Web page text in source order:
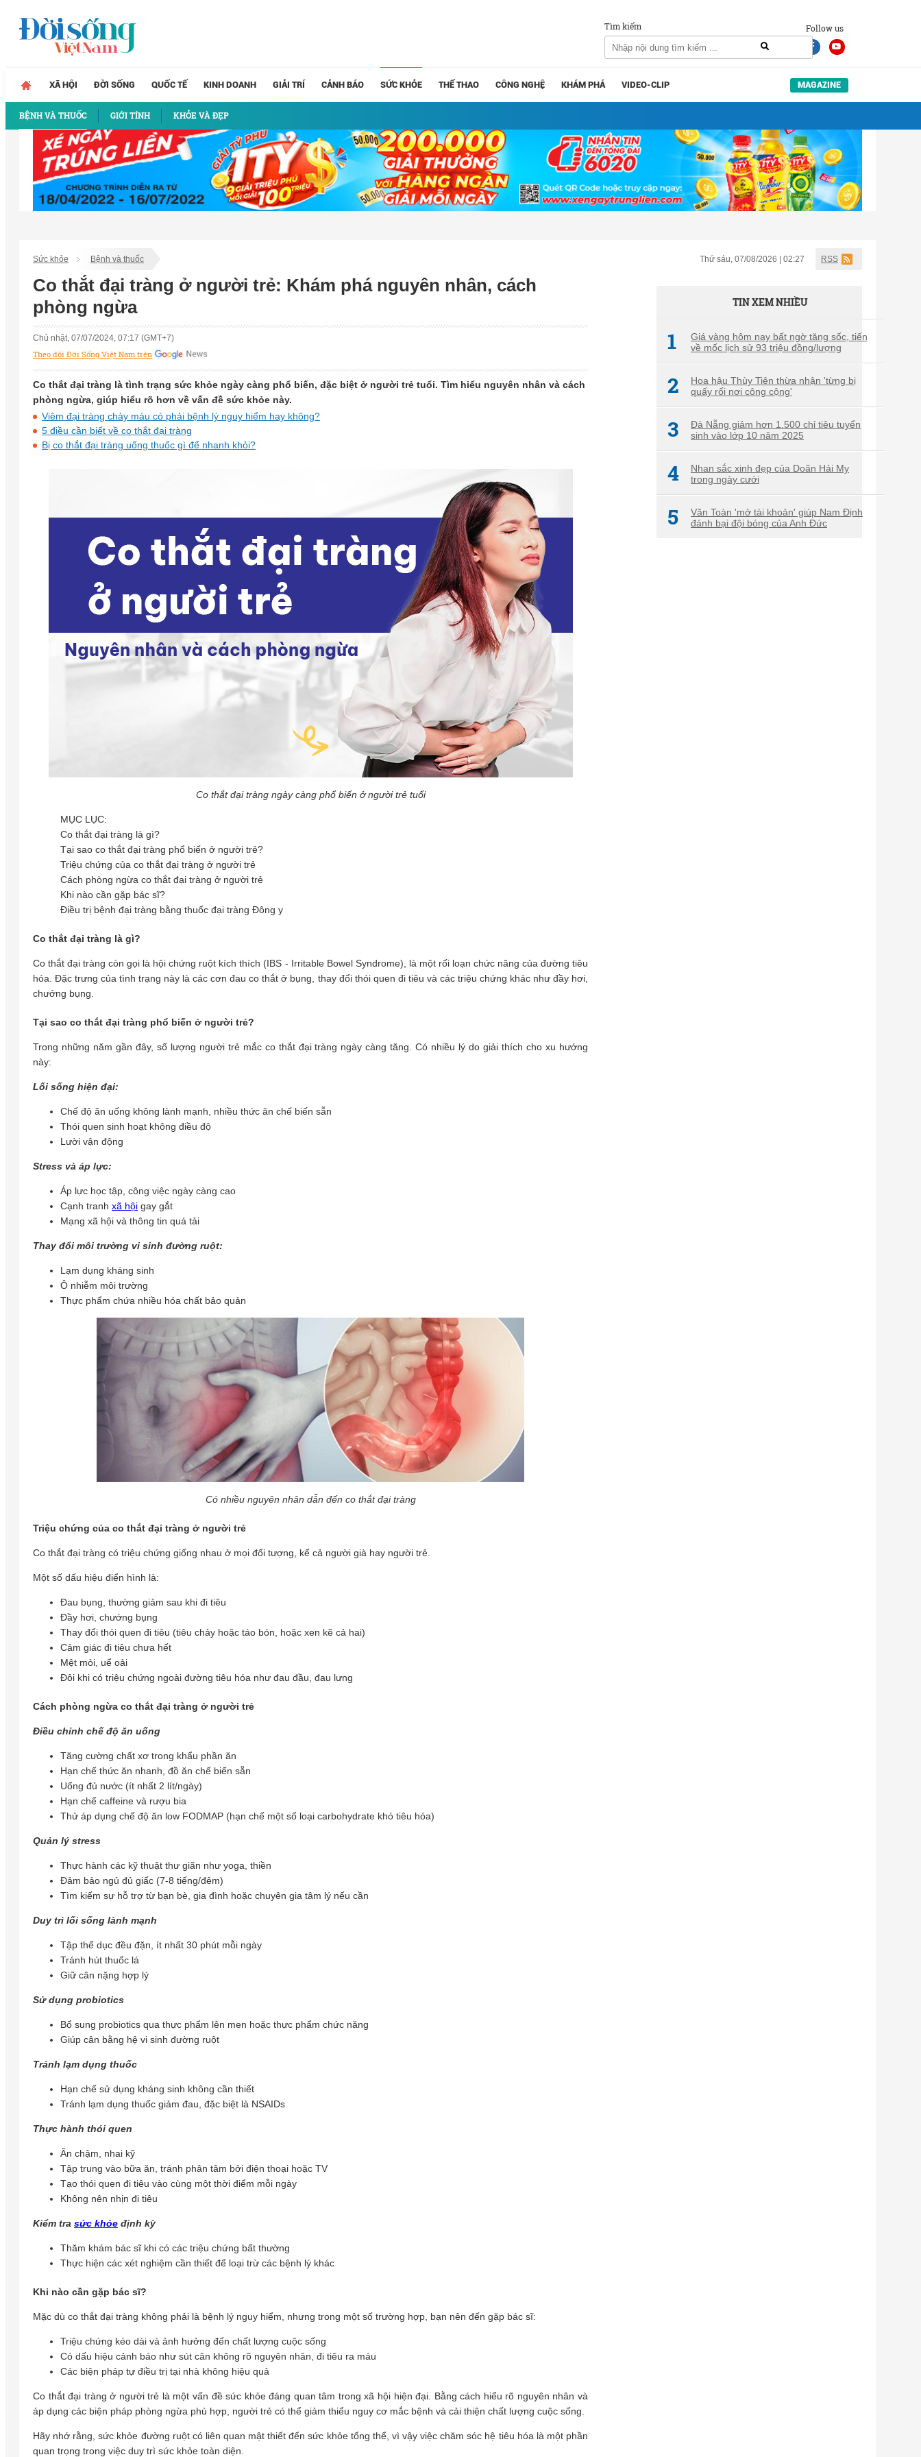
Follow us
Tìm kiếm
XÃ HỘI ĐỜI SỐNG QUỐC TẾ KINH DOANH GIẢI TRÍ CẢNH BÁO SỨC KHỎE
BỆNH VÀ THUỐC GIỚI TÍNH KHỎE VÀ ĐẸP
THỂ THAO CÔNG NGHỆ KHÁM PHÁ VIDEO-CLIP MAGAZINE
Sức khỏe Bệnh và thuốc Thứ sáu, 07/08/2026 | 02:27 RSS
Co thắt đại tràng ở người trẻ: Khám phá nguyên nhân, cách
phòng ngừa
Chủ nhật, 07/07/2024, 07:17 (GMT+7)
Theo dõi Đời Sống Việt Nam trên
Co thắt đại tràng là tình trạng sức khỏe ngày càng phổ biến, đặc biệt ở người trẻ tuổi. Tìm hiểu nguyên nhân và cách
phòng ngừa, giúp hiểu rõ hơn về vấn đề sức khỏe này.
Viêm đại tràng chảy máu có phải bệnh lý nguy hiểm hay không?
5 điều cần biết về co thắt đại tràng
Bị co thắt đại tràng uống thuốc gì để nhanh khỏi?
Co thắt đại tràng ngày càng phổ biến ở người trẻ tuổi
MỤC LỤC:
Co thắt đại tràng là gì?
Tại sao co thắt đại tràng phổ biến ở người trẻ?
Triệu chứng của co thắt đại tràng ở người trẻ
Cách phòng ngừa co thắt đại tràng ở người trẻ
Khi nào cần gặp bác sĩ?
Điều trị bệnh đại tràng bằng thuốc đại tràng Đông y
Co thắt đại tràng là gì?
Co thắt đại tràng còn gọi là hội chứng ruột kích thích (IBS - Irritable Bowel Syndrome), là một rối loạn chức năng của đường tiêu
hóa. Đặc trưng của tình trạng này là các cơn đau co thắt ở bụng, thay đổi thói quen đi tiêu và các triệu chứng khác như đầy hơi,
chướng bụng.
Tại sao co thắt đại tràng phổ biến ở người trẻ?
Trong những năm gần đây, số lượng người trẻ mắc co thắt đại tràng ngày càng tăng. Có nhiều lý do giải thích cho xu hướng
này:
Lối sống hiện đại:
Chế độ ăn uống không lành mạnh, nhiều thức ăn chế biến sẵn
Thói quen sinh hoạt không điều độ
Lười vận động
Stress và áp lực:
Áp lực học tập, công việc ngày càng cao
Cạnh tranh xã hội gay gắt
Mạng xã hội và thông tin quá tải
Thay đổi môi trường vi sinh đường ruột:
Lạm dụng kháng sinh
Ô nhiễm môi trường
Thực phẩm chứa nhiều hóa chất bảo quản
Có nhiều nguyên nhân dẫn đến co thắt đại tràng
Triệu chứng của co thắt đại tràng ở người trẻ
Co thắt đại tràng có triệu chứng giống nhau ở mọi đối tượng, kể cả người già hay người trẻ.
Một số dấu hiệu điển hình là:
Đau bụng, thường giảm sau khi đi tiêu
Đầy hơi, chướng bụng
Thay đổi thói quen đi tiêu (tiêu chảy hoặc táo bón, hoặc xen kẽ cả hai)
Cảm giác đi tiêu chưa hết
Mệt mỏi, uể oải
Đôi khi có triệu chứng ngoài đường tiêu hóa như đau đầu, đau lưng
Cách phòng ngừa co thắt đại tràng ở người trẻ
Điều chỉnh chế độ ăn uống
Tăng cường chất xơ trong khẩu phần ăn
Hạn chế thức ăn nhanh, đồ ăn chế biến sẵn
Uống đủ nước (ít nhất 2 lít/ngày)
Hạn chế caffeine và rượu bia
Thử áp dụng chế độ ăn low FODMAP (hạn chế một số loại carbohydrate khó tiêu hóa)
Quản lý stress
Thực hành các kỹ thuật thư giãn như yoga, thiền
Đảm bảo ngủ đủ giấc (7-8 tiếng/đêm)
Tìm kiếm sự hỗ trợ từ bạn bè, gia đình hoặc chuyên gia tâm lý nếu cần
Duy trì lối sống lành mạnh
Tập thể dục đều đặn, ít nhất 30 phút mỗi ngày
Tránh hút thuốc lá
Giữ cân nặng hợp lý
Sử dụng probiotics
Bổ sung probiotics qua thực phẩm lên men hoặc thực phẩm chức năng
Giúp cân bằng hệ vi sinh đường ruột
Tránh lạm dụng thuốc
Hạn chế sử dụng kháng sinh không cần thiết
Tránh lạm dụng thuốc giảm đau, đặc biệt là NSAIDs
Thực hành thói quen
Ăn chậm, nhai kỹ
Tập trung vào bữa ăn, tránh phân tâm bởi điện thoại hoặc TV
Tạo thói quen đi tiêu vào cùng một thời điểm mỗi ngày
Không nên nhịn đi tiêu
Kiểm tra sức khỏe định kỳ
Thăm khám bác sĩ khi có các triệu chứng bất thường
Thực hiện các xét nghiệm cần thiết để loại trừ các bệnh lý khác
Khi nào cần gặp bác sĩ?
Mặc dù co thắt đại tràng không phải là bệnh lý nguy hiểm, nhưng trong một số trường hợp, bạn nên đến gặp bác sĩ:
Triệu chứng kéo dài và ảnh hưởng đến chất lượng cuộc sống
Có dấu hiệu cảnh báo như sút cân không rõ nguyên nhân, đi tiêu ra máu
Các biện pháp tự điều trị tại nhà không hiệu quả
Co thắt đại tràng ở người trẻ là một vấn đề sức khỏe đáng quan tâm trong xã hội hiện đại. Bằng cách hiểu rõ nguyên nhân và
áp dụng các biện pháp phòng ngừa phù hợp, người trẻ có thể giảm thiểu nguy cơ mắc bệnh và cải thiện chất lượng cuộc sống.
Hãy nhớ rằng, sức khỏe đường ruột có liên quan mật thiết đến sức khỏe tổng thể, vì vậy việc chăm sóc hệ tiêu hóa là một phần
quan trọng trong việc duy trì sức khỏe toàn diện.
TIN XEM NHIỀU
1
Giá vàng hôm nay bất ngờ tăng sốc, tiến
về mốc lịch sử 93 triệu đồng/lượng
2
Hoa hậu Thùy Tiên thừa nhận 'từng bị
quấy rối nơi công cộng'
3
Đà Nẵng giảm hơn 1.500 chỉ tiêu tuyển
sinh vào lớp 10 năm 2025
4
Nhan sắc xinh đẹp của Doãn Hải My
trong ngày cưới
5
Văn Toàn 'mở tài khoản' giúp Nam Định
đánh bại đội bóng của Anh Đức